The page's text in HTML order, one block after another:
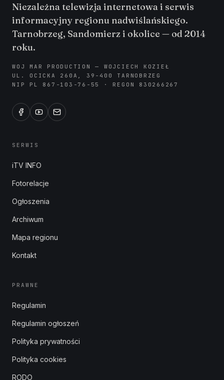
Niezależna telewizja internetowa i serwis
informacyjny regionu nadwiślańskiego.
Tarnobrzeg, Sandomierz i okolice — od 2014
roku.
WOJ MAR PRODUCTION — WOJCIECH KOZIEŁ
UL. OCICKA 260A, 39-400 TARNOBRZEG
NIP PL 867-103-76-55 · REGON 830266267
SERWIS
iTV INFO
Fotorelacje
Ogłoszenia
Archiwum
Mapa regionu
Kontakt
PRAWNE
Regulamin
Regulamin ogłoszeń
Polityka prywatności
Polityka cookies
RODO